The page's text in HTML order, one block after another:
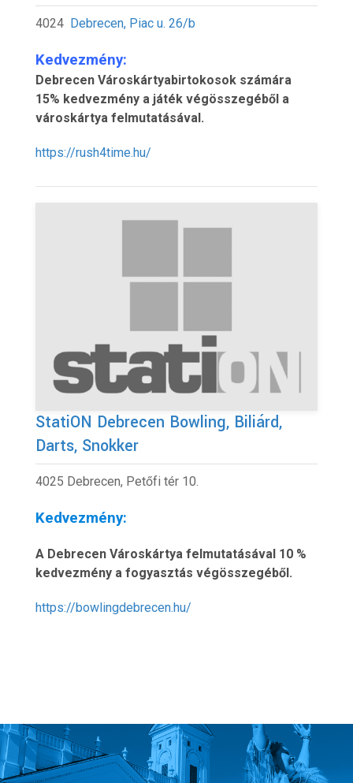
4024 Debrecen, Piac u. 26/b
Kedvezmény:
Debrecen Városkártyabirtokosok számára
15% kedvezmény a játék végösszegéből a
városkártya felmutatásával.
https://rush4time.hu/
StatiON Debrecen Bowling, Biliárd,
Darts, Snokker
4025 Debrecen, Petőfi tér 10.
Kedvezmény:
A Debrecen Városkártya felmutatásával 10 %
kedvezmény a fogyasztás végösszegéből.
https://bowlingdebrecen.hu/